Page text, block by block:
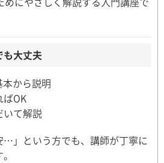
大丈夫
本から説明
ばOK
いて解説
…」という方でも、講師が丁寧に